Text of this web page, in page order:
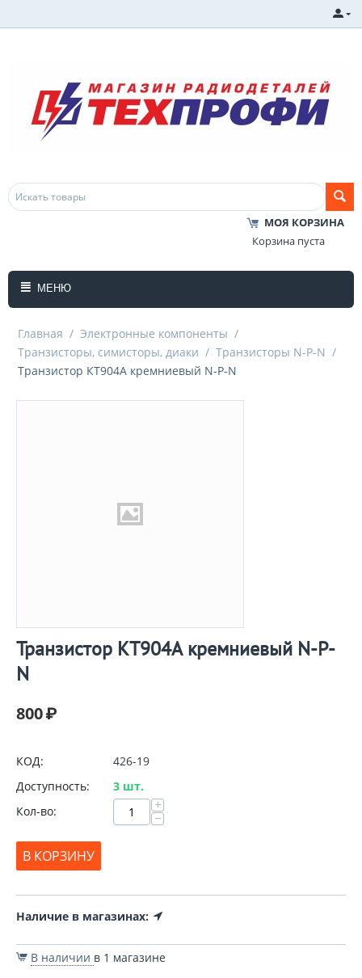
МОЯ КОРЗИНА
Корзина пуста
МЕНЮ
Главная / Электронные компоненты /
Транзисторы, симисторы, диаки / Транзисторы N-P-N /
Транзистор КТ904А кремниевый N-P-N
Транзистор КТ904А кремниевый N-P-
N
800₽
КОД:
426-19
Доступность:
3 шт.
Кол-во:
+
−
В КОРЗИНУ
Наличие в магазинах:
В наличии в 1 магазине